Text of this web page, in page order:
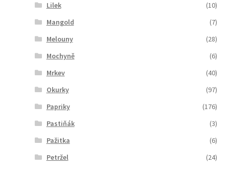
Lilek
(10)
Mangold
(7)
Melouny
(28)
Mochyně
(6)
Mrkev
(40)
Okurky
(97)
Papriky
(176)
Pastiňák
(3)
Pažitka
(6)
Petržel
(24)